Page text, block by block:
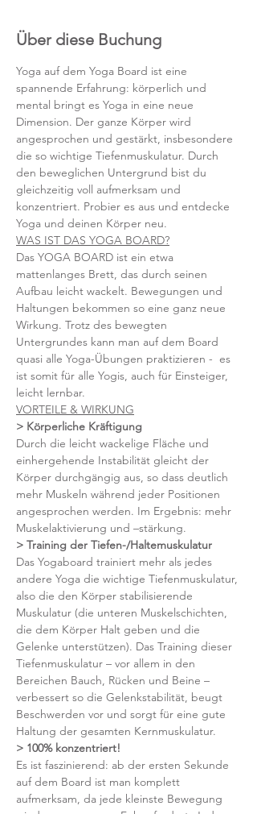
Über diese Buchung
Yoga auf dem Yoga Board ist eine
spannende Erfahrung: körperlich und
mental bringt es Yoga in eine neue
Dimension. Der ganze Körper wird
angesprochen und gestärkt, insbesondere
die so wichtige Tiefenmuskulatur. Durch
den beweglichen Untergrund bist du
gleichzeitig voll aufmerksam und
konzentriert. Probier es aus und entdecke
Yoga und deinen Körper neu.
WAS IST DAS YOGA BOARD?
Das YOGA BOARD ist ein etwa
mattenlanges Brett, das durch seinen
Aufbau leicht wackelt. Bewegungen und
Haltungen bekommen so eine ganz neue
Wirkung. Trotz des bewegten
Untergrundes kann man auf dem Board
quasi alle Yoga-Übungen praktizieren -  es
ist somit für alle Yogis, auch für Einsteiger,
leicht lernbar.
VORTEILE & WIRKUNG
> Körperliche Kräftigung
Durch die leicht wackelige Fläche und
einhergehende Instabilität gleicht der
Körper durchgängig aus, so dass deutlich
mehr Muskeln während jeder Positionen
angesprochen werden. Im Ergebnis: mehr
Muskelaktivierung und –stärkung.
> Training der Tiefen-/Haltemuskulatur
Das Yogaboard trainiert mehr als jedes
andere Yoga die wichtige Tiefenmuskulatur,
also die den Körper stabilisierende
Muskulatur (die unteren Muskelschichten,
die dem Körper Halt geben und die
Gelenke unterstützen). Das Training dieser
Tiefenmuskulatur – vor allem in den
Bereichen Bauch, Rücken und Beine –
verbessert so die Gelenkstabilität, beugt
Beschwerden vor und sorgt für eine gute
Haltung der gesamten Kernmuskulatur.
> 100% konzentriert!
Es ist faszinierend: ab der ersten Sekunde
auf dem Board ist man komplett
aufmerksam, da jede kleinste Bewegung